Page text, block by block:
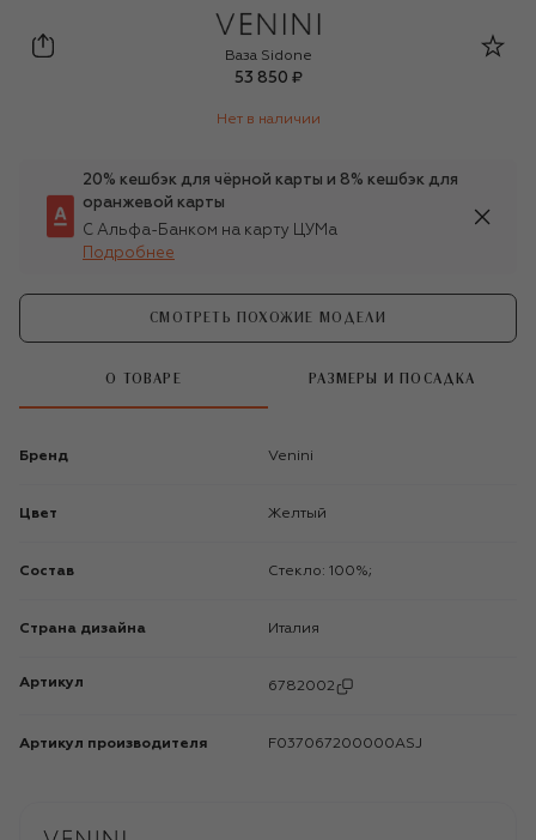
Venini
Ваза Sidone
53 850 ₽
Нет в наличии
20% кешбэк для чёрной карты и 8% кешбэк для
оранжевой карты
С Альфа-Банком на карту ЦУМа
Подробнее
СМОТРЕТЬ ПОХОЖИЕ МОДЕЛИ
О ТОВАРЕ РАЗМЕРЫ И ПОСАДКА
Бренд Venini
Цвет Желтый
Состав Стекло: 100%;
Страна дизайна Италия
Артикул 6782002
Артикул производителя F037067200000ASJ